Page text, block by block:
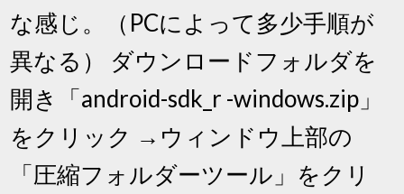
な感じ。（PCによって多少手順が
異なる） ダウンロードフォルダを
開き「android-sdk_r -windows.zip」
をクリック →ウィンドウ上部の
「圧縮フォルダーツール」をクリ